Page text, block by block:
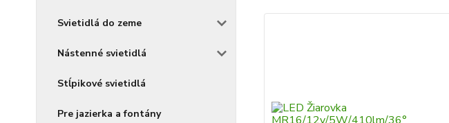
Svietidlá do zeme
Nástenné svietidlá
Stĺpikové svietidlá
Pre jazierka a fontány